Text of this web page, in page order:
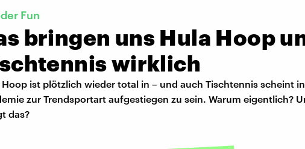
Fun
bringen uns Hula Hoop
wirklich
Hoop ist plötzlich wieder total in – und auch Tischtennis scheint
zur Trendsportart aufgestiegen zu sein. Warum eigentlich?
das?